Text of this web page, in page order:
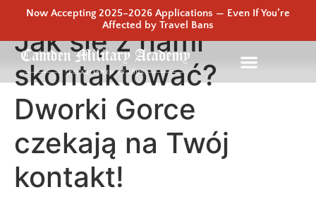
Now Accepting 2025–2026 Applications — Even If You’re
Affected by Travel Bans
Jak się z nami
skontaktować?
Dworki Gorce
czekają na Twój
kontakt!